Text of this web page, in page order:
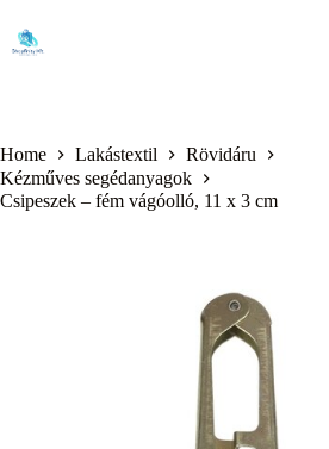
content
Home Lakástextil
Rövidáru
Kézműves segédanyagok
Csipeszek – fém vágóolló, 11 x 3 cm